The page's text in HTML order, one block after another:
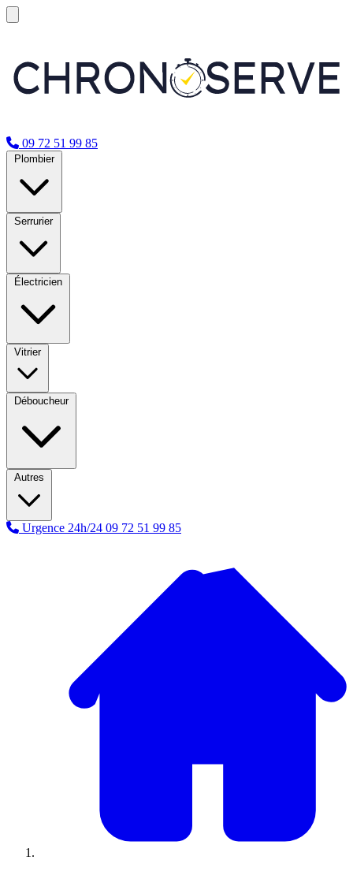
09 72 51 99 85
Plombier
Serrurier
Électricien
Vitrier
Déboucheur
Autres
Urgence 24h/24 09 72 51 99 85